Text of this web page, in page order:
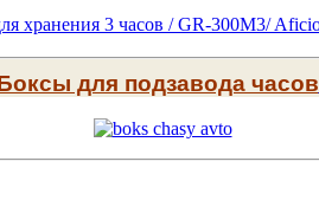
для подзавода часов